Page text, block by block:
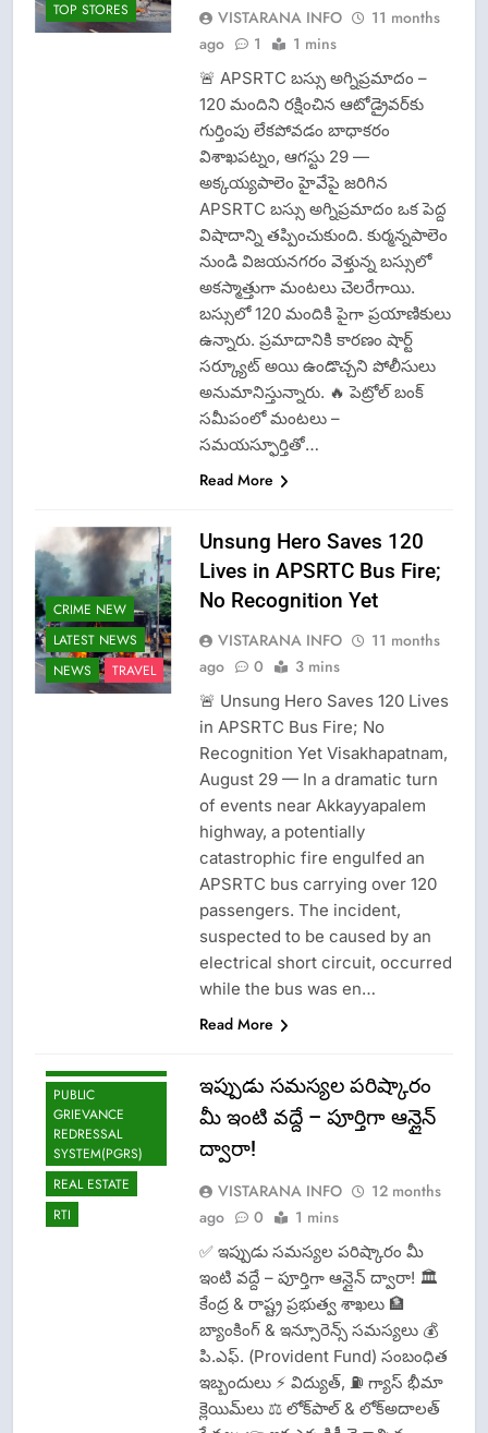
TOP STORES
VISTARANA INFO
11 months
ago
1 1 mins
🚨 APSRTC బస్సు అగ్నిప్రమాదం –
120 మందిని రక్షించిన ఆటోడ్రైవర్‌కు
గుర్తింపు లేకపోవడం బాధాకరం
విశాఖపట్నం, ఆగస్టు 29 —
అక్కయ్యపాలెం హైవేపై జరిగిన
APSRTC బస్సు అగ్నిప్రమాదం ఒక పెద్ద
విషాదాన్ని తప్పించుకుంది. కుర్మన్నపాలెం
నుండి విజయనగరం వెళ్తున్న బస్సులో
అకస్మాత్తుగా మంటలు చెలరేగాయి.
బస్సులో 120 మందికి పైగా ప్రయాణికులు
ఉన్నారు. ప్రమాదానికి కారణం షార్ట్
సర్క్యూట్ అయి ఉండొచ్చని పోలీసులు
అనుమానిస్తున్నారు. 🔥 పెట్రోల్ బంక్
సమీపంలో మంటలు –
సమయస్ఫూర్తితో…
Read More
CRIME NEW
LATEST NEWS
NEWS
TRAVEL
Unsung Hero Saves 120
Lives in APSRTC Bus Fire;
No Recognition Yet
VISTARANA INFO
11 months
ago
0 3 mins
🚨 Unsung Hero Saves 120 Lives
in APSRTC Bus Fire; No
Recognition Yet Visakhapatnam,
August 29 — In a dramatic turn
of events near Akkayyapalem
highway, a potentially
catastrophic fire engulfed an
APSRTC bus carrying over 120
passengers. The incident,
suspected to be caused by an
electrical short circuit, occurred
while the bus was en…
Read More
CISF-SECURITY
CRIME NEW
DGP-CENTRAL
GOVT-GOVT OF
INDIA
PUBLIC
GRIEVANCE
REDRESSAL
SYSTEM(PGRS)
REAL ESTATE
RTI
ఇప్పుడు సమస్యల పరిష్కారం
మీ ఇంటి వద్దే – పూర్తిగా ఆన్లైన్
ద్వారా!
VISTARANA INFO
12 months
ago
0 1 mins
✅ ఇప్పుడు సమస్యల పరిష్కారం మీ
ఇంటి వద్దే – పూర్తిగా ఆన్లైన్ ద్వారా! 🏛️
కేంద్ర & రాష్ట్ర ప్రభుత్వ శాఖలు 🏦
బ్యాంకింగ్ & ఇన్సూరెన్స్ సమస్యలు 💰
పి.ఎఫ్. (Provident Fund) సంబంధిత
ఇబ్బందులు ⚡ విద్యుత్, ⛽ గ్యాస్ భీమా
క్లెయిమ్‌లు ⚖️ లోక్‌పాల్ & లోక్అదాలత్
CISF-SECURITY
CRIME NEW
DGP-CENTRAL
GOVT-GOVT OF